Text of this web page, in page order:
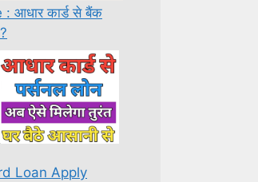
आधार कार्ड से बैंक
Loan Apply